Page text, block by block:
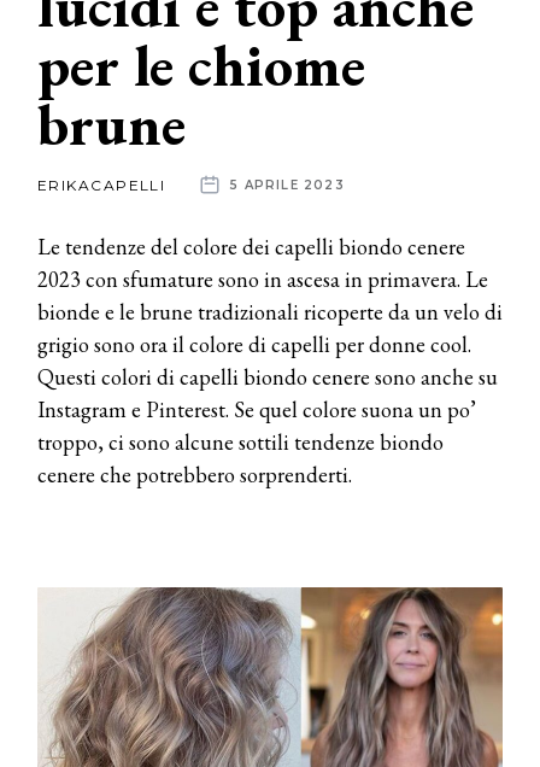
News
dalle
aziende
per le chiome
brune
ERIKACAPELLI 5 APRILE 2023
Le tendenze del colore dei capelli biondo cenere
2023 con sfumature sono in ascesa in primavera. Le
bionde e le brune tradizionali ricoperte da un velo di
grigio sono ora il colore di capelli per donne cool.
Questi colori di capelli biondo cenere sono anche su
Instagram e Pinterest. Se quel colore suona un po’
troppo, ci sono alcune sottili tendenze biondo
cenere che potrebbero sorprenderti.